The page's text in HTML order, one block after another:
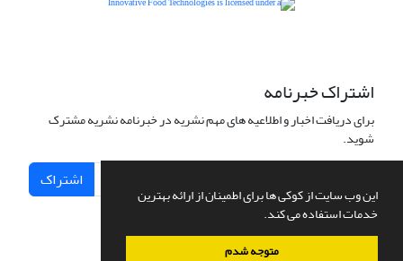
این وب سایت از کوکی ها برای اطمینان از ارائه بهترین
خدمات استفاده می کند.
متوجه شدم
اشتراک خبرنامه
برای دریافت اخبار و اطلاعیه های مهم نشریه در خبرنامه نشریه مشترک
شوید.
اشتراک